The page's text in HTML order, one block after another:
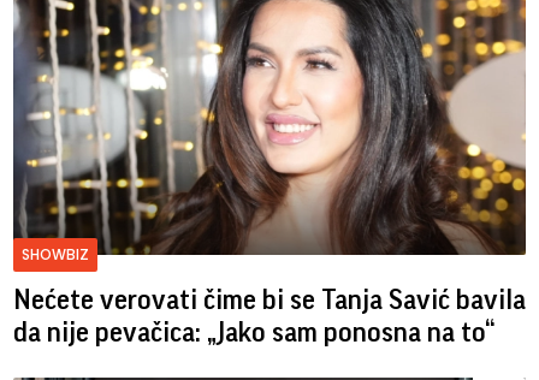
SHOWBIZ
Nećete verovati čime bi se Tanja Savić bavila
da nije pevačica: „Jako sam ponosna na to“